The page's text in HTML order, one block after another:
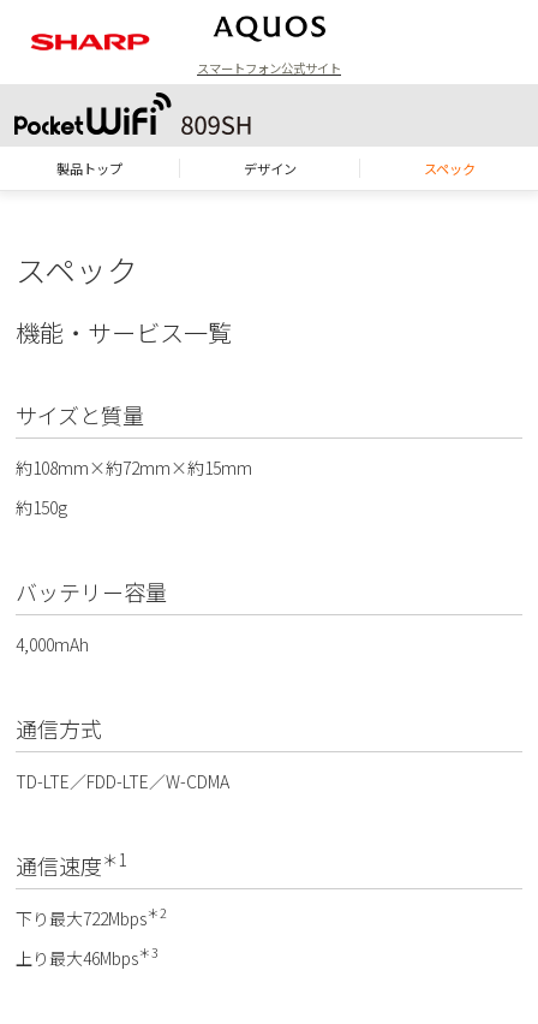
スマートフォン公式サイト
製品トップ デザイン スペック
スペック
機能・サービス一覧
サイズと質量
約108mm×約72mm×約15mm
約150g
バッテリー容量
4,000mAh
通信方式
TD-LTE／FDD-LTE／W-CDMA
通信速度＊1
下り最大722Mbps＊2
上り最大46Mbps＊3